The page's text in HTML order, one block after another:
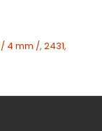
/ 4 mm /, 2431,